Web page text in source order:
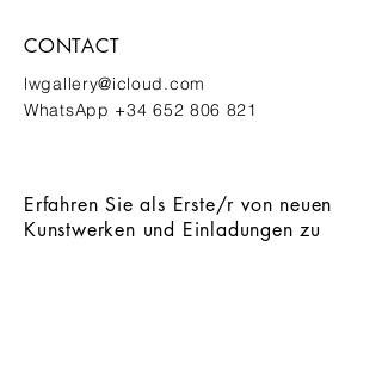
CONTACT
lwgallery@icloud.com
WhatsApp +34 652 806 821
Erfahren Sie als Erste/r von neuen
Kunstwerken und Einladungen zu